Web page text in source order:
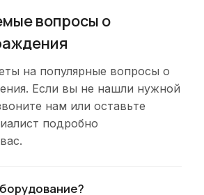
вопросы о
на популярные вопросы о
Если вы не нашли нужной
нам или оставьте
подробно